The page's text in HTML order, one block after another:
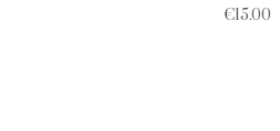
€15.00